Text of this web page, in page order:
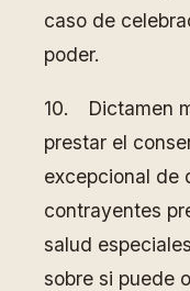
caso de
poder.
10. Dictamen
prestar el
excepcional de
contrayentes
salud
sobre si puede